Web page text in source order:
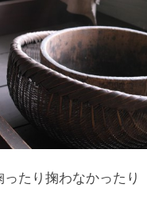
ったり掬わなかったり